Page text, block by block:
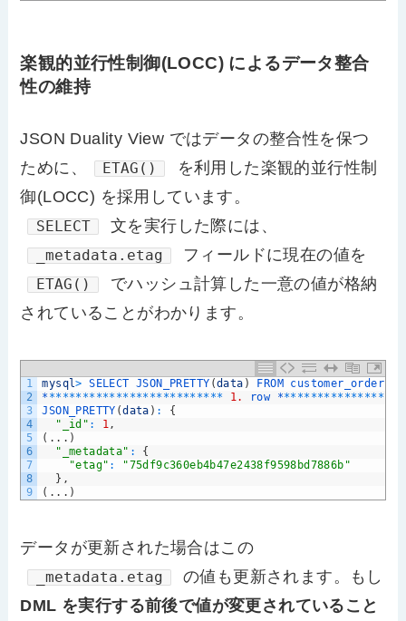
楽観的並行性制御(LOCC) によるデータ整合
性の維持
JSON Duality View ではデータの整合性を保つ
ために、
ETAG()
を利用した楽観的並行性制
御(LOCC) を採用しています。
SELECT 文を実行した際には、
_metadata.etag フィールドに現在の値を
ETAG()
でハッシュ計算した一意の値が格納
されていることがわかります。
1
2
3
4
5
6
7
8
9
mysql> SELECT JSON_PRETTY (data ) FROM
* ** *** ** *** ** *** ** ** *** ** ** 1. row *** ** *** ** *** ** *
JSON_PRETTY (data ) :
{
"_id" : 1,
( . . . )
"_metadata" :
{
"etag" :
"75df9c360eb4b47e2438f9598bd7886b"
} ,
( . . . )
データが更新された場合はこの
_metadata.etag
の値も更新されます。もし
DML を実行する前後で値が変更されていること